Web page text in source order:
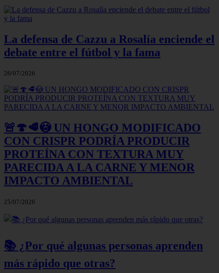
La defensa de Cazzu a Rosalía enciende el
debate entre el fútbol y la fama
26/07/2026
🚨🍄🥩😳 UN HONGO MODIFICADO
CON CRISPR PODRÍA PRODUCIR
PROTEÍNA CON TEXTURA MUY
PARECIDA A LA CARNE Y MENOR
IMPACTO AMBIENTAL
25/07/2026
📚 ¿Por qué algunas personas aprenden
más rápido que otras?